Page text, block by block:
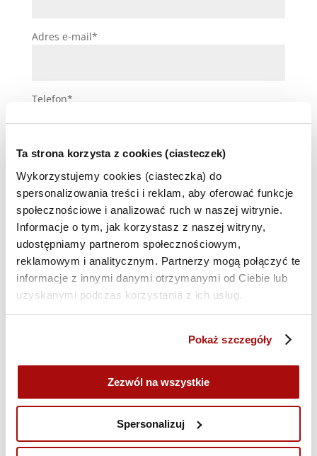
Ta strona korzysta z cookies (ciasteczek)
Wykorzystujemy cookies (ciasteczka) do
spersonalizowania treści i reklam, aby oferować funkcje
społecznościowe i analizować ruch w naszej witrynie.
Informacje o tym, jak korzystasz z naszej witryny,
udostępniamy partnerom społecznościowym,
reklamowym i analitycznym. Partnerzy mogą połączyć te
informacje z innymi danymi otrzymanymi od Ciebie lub
uzyskanymi podczas korzystania z ich usług.
Pokaż szczegóły
Zezwól na wszystkie
Spersonalizuj
Adres e-mail*
Telefon*
Kod rabatowy
Uwagi (opcjonalne)
dokonującą z przedsiębiorcą czynności prawnej
niezwiązanej bezpośrednio z moją działalnością